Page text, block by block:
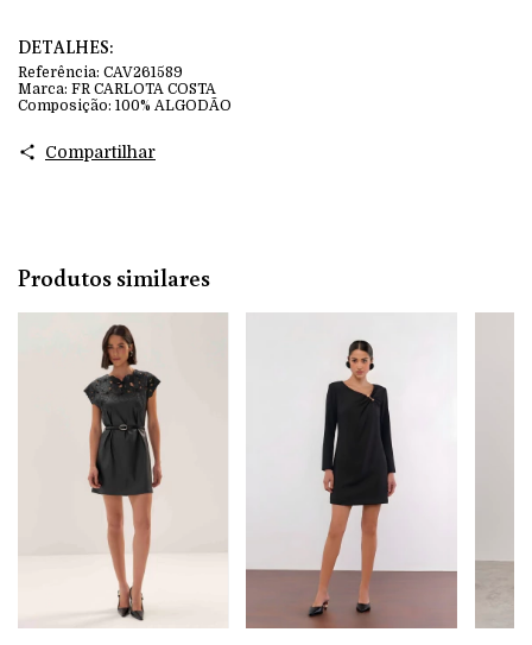
DETALHES:
Referência: CAV261589
Marca: FR CARLOTA COSTA
Composição: 100% ALGODÃO
Compartilhar
Produtos similares